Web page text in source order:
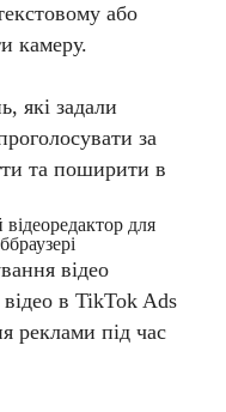
або
камеру.
які задали
за
та поширити в
для
відео
в TikTok Ads
реклами під час